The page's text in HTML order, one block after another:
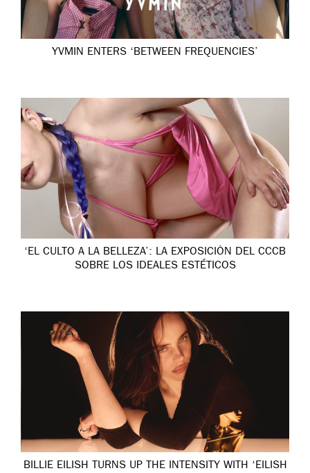
YVMIN ENTERS ‘BETWEEN FREQUENCIES’
‘EL CULTO A LA BELLEZA’: LA EXPOSICIÓN DEL CCCB
SOBRE LOS IDEALES ESTÉTICOS
BILLIE EILISH TURNS UP THE INTENSITY WITH ‘EILISH